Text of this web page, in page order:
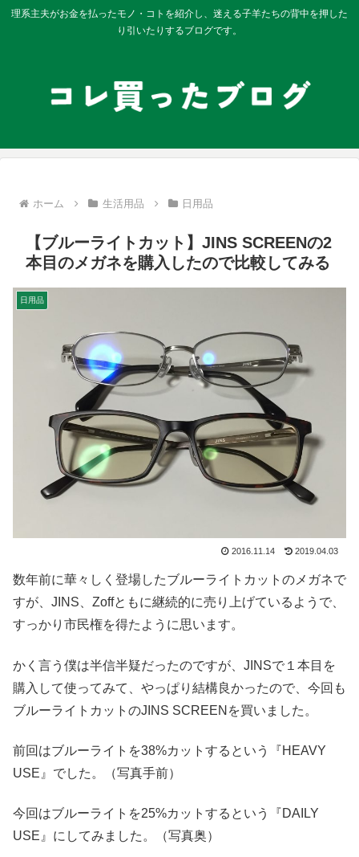
理系主夫がお金を払ったモノ・コトを紹介し、迷える子羊たちの背中を押した
り引いたりするブログです。
ホーム 生活用品 日用品
【ブルーライトカット】JINS SCREENの2
本目のメガネを購入したので比較してみる
日用品
2016.11.14 2019.04.03
数年前に華々しく登場したブルーライトカットのメガネで
すが、JINS、Zoffともに継続的に売り上げているようで、
すっかり市民権を得たように思います。
かく言う僕は半信半疑だったのですが、JINSで１本目を
購入して使ってみて、やっぱり結構良かったので、今回も
ブルーライトカットのJINS SCREENを買いました。
前回はブルーライトを38%カットするという『HEAVY
USE』でした。（写真手前）
今回はブルーライトを25%カットするという『DAILY
USE』にしてみました。（写真奥）